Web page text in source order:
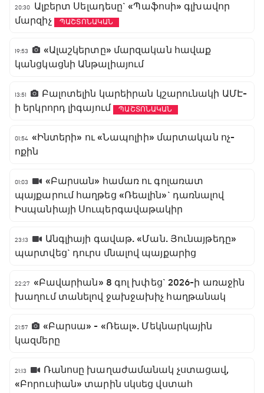
20:30
Ալբերտ Սելադեսը` «Պաֆոսի» գլխավոր
մարզիչ
ՊԱՇՏՈՆԱԿԱՆ
19:53
«Ալաշկերտը» մարզական հավաք
կանցկացնի Անթալիայում
13:51
Բալոտելին կարեիրան կշարունակի ԱՄԷ-
ի երկրորդ լիգայում
ՊԱՇՏՈՆԱԿԱՆ
01:54 «Ինտերի» ու «Նապոլիի» մարտական ոչ-
ոքին
01:03
«Բարսան» համառ ու գոլառատ
պայքարում հաղթեց «Ռեալին»` դառնալով
Իսպանիայի Սուպերգավաթակիր
23:13
Անգլիայի գավաթ. «Ման. Յունայթեդը»
պարտվեց` դուրս մնալով պայքարից
22:27 «Բավարիան» 8 գոլ խփեց` 2026-ի առաջին
խաղում տանելով ջախջախիչ հաղթանակ
21:57
«Բարսա» - «Ռեալ». Մեկնարկային
կազմերը
21:13
Ռանոսը խաղաժամանակ չստացավ,
«Բորուսիան» տարին սկսեց վստահ